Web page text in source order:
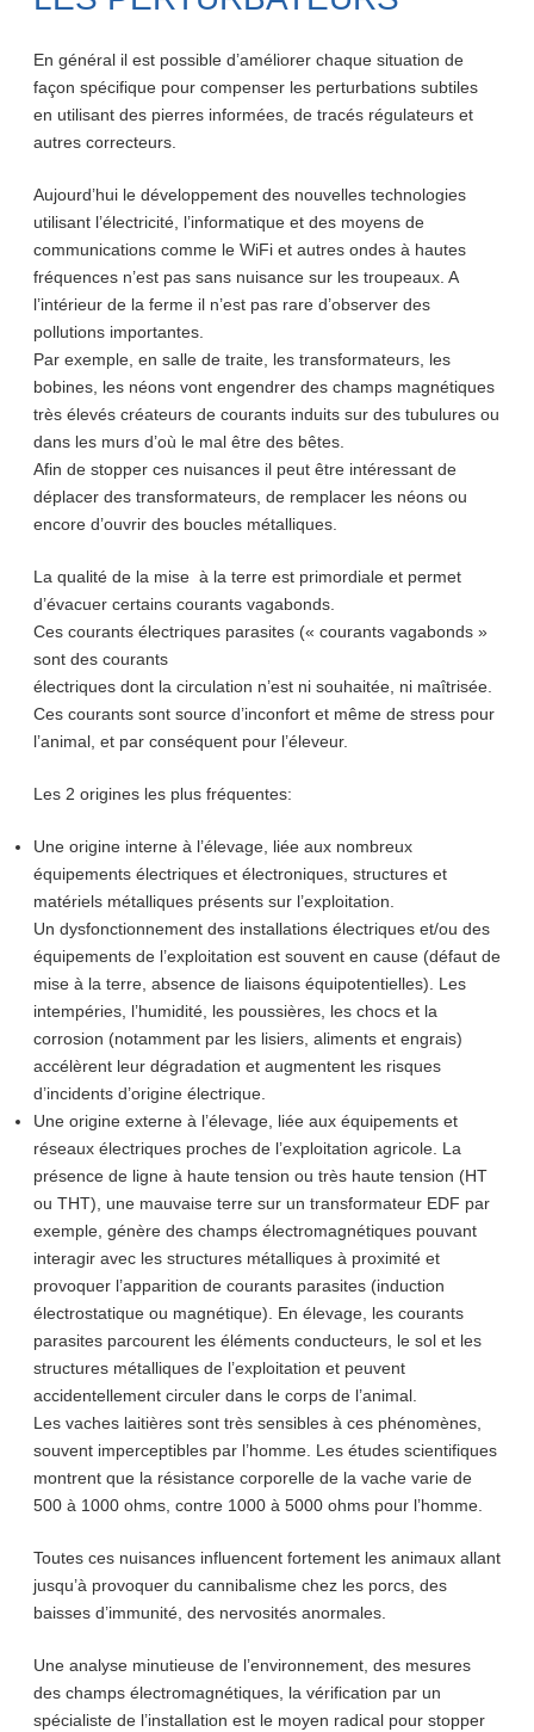
En général il est possible d’améliorer chaque situation de
façon spécifique pour compenser les perturbations subtiles
en utilisant des pierres informées, de tracés régulateurs et
autres correcteurs.
Aujourd’hui le développement des nouvelles technologies
utilisant l’électricité, l’informatique et des moyens de
communications comme le WiFi et autres ondes à hautes
fréquences n’est pas sans nuisance sur les troupeaux. A
l’intérieur de la ferme il n’est pas rare d’observer des
pollutions importantes.
Par exemple, en salle de traite, les transformateurs, les
bobines, les néons vont engendrer des champs magnétiques
très élevés créateurs de courants induits sur des tubulures ou
dans les murs d’où le mal être des bêtes.
Afin de stopper ces nuisances il peut être intéressant de
déplacer des transformateurs, de remplacer les néons ou
encore d’ouvrir des boucles métalliques.
La qualité de la mise à la terre est primordiale et permet
d’évacuer certains courants vagabonds.
Ces courants électriques parasites (« courants vagabonds »
sont des courants
électriques dont la circulation n’est ni souhaitée, ni maîtrisée.
Ces courants sont source d’inconfort et même de stress pour
l’animal, et par conséquent pour l’éleveur.
Les 2 origines les plus fréquentes:
Une origine interne à l’élevage, liée aux nombreux
équipements électriques et électroniques, structures et
matériels métalliques présents sur l’exploitation.
Un dysfonctionnement des installations électriques et/ou des
équipements de l’exploitation est souvent en cause (défaut de
mise à la terre, absence de liaisons équipotentielles). Les
intempéries, l’humidité, les poussières, les chocs et la
corrosion (notamment par les lisiers, aliments et engrais)
accélèrent leur dégradation et augmentent les risques
d’incidents d’origine électrique.
Une origine externe à l’élevage, liée aux équipements et
réseaux électriques proches de l’exploitation agricole. La
présence de ligne à haute tension ou très haute tension (HT
ou THT), une mauvaise terre sur un transformateur EDF par
exemple, génère des champs électromagnétiques pouvant
interagir avec les structures métalliques à proximité et
provoquer l’apparition de courants parasites (induction
électrostatique ou magnétique). En élevage, les courants
parasites parcourent les éléments conducteurs, le sol et les
structures métalliques de l’exploitation et peuvent
accidentellement circuler dans le corps de l’animal.
Les vaches laitières sont très sensibles à ces phénomènes,
souvent imperceptibles par l’homme. Les études scientifiques
montrent que la résistance corporelle de la vache varie de
500 à 1000 ohms, contre 1000 à 5000 ohms pour l’homme.
Toutes ces nuisances influencent fortement les animaux allant
jusqu’à provoquer du cannibalisme chez les porcs, des
baisses d’immunité, des nervosités anormales.
Une analyse minutieuse de l’environnement, des mesures
des champs électromagnétiques, la vérification par un
spécialiste de l’installation est le moyen radical pour stopper